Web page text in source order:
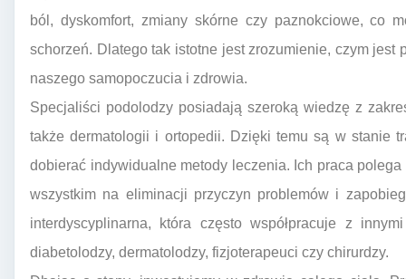
ból, dyskomfort, zmiany skórne czy paznokciowe, co
schorzeń. Dlatego tak istotne jest zrozumienie, czym
naszego samopoczucia i zdrowia.
Specjaliści podolodzy posiadają szeroką wiedzę z
także dermatologii i ortopedii. Dzięki temu są w stanie
dobierać indywidualne metody leczenia. Ich praca
wszystkim na eliminacji przyczyn problemów i
interdyscyplinarna, która często współpracuje z
diabetolodzy, dermatolodzy, fizjoterapeuci czy chirurdzy.